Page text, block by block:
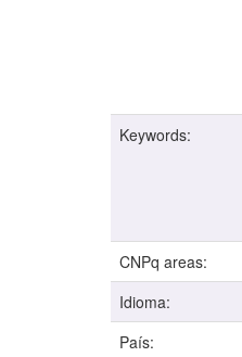
Keywords:
CNPq areas:
Idioma:
País: